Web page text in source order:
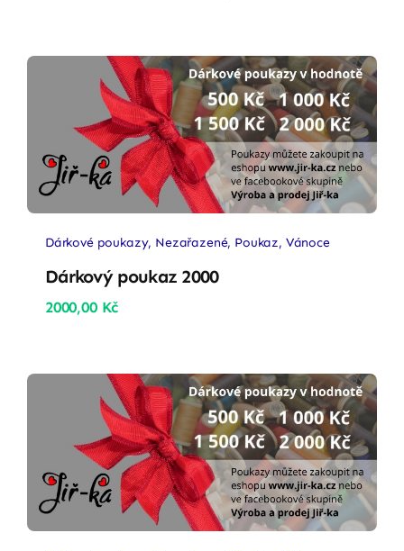
Dárkové poukazy, Nezařazené, Poukaz, Vánoce
Dárkový poukaz 2000
2000,00 Kč